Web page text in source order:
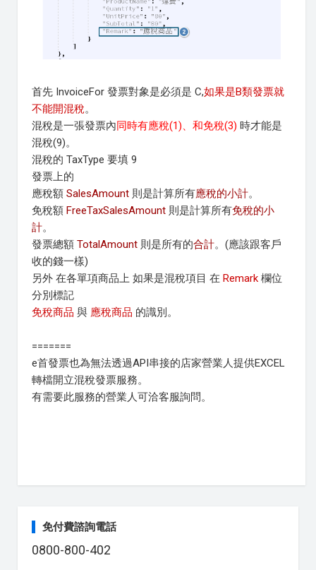
首先 InvoiceFor 發票對象是必須是 C,如果是B類發票就
不能開混稅。
混稅是一張發票內同時有應稅(1)、和免稅(3) 時才能是
混稅(9)。
混稅的 TaxType 要填 9
發票上的
應稅額 SalesAmount 則是計算所有應稅的小計。
免稅額 FreeTaxSalesAmount 則是計算所有免稅的小
計。
發票總額 TotalAmount 則是所有的合計。(應該跟客戶
收的錢一樣)
另外 在各單項商品上 如果是混稅項目 在 Remark 欄位
分別標記
免稅商品 與 應稅商品 的識別。
=======
e首發票也為無法透過API串接的店家營業人提供EXCEL
轉檔開立混稅發票服務。
有需要此服務的營業人可洽客服詢問。
免付費諮詢電話
0800-800-402